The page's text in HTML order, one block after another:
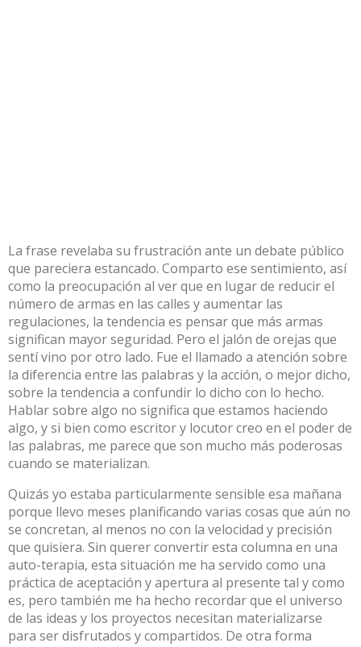
La frase revelaba su frustración ante un debate público
que pareciera estancado. Comparto ese sentimiento, así
como la preocupación al ver que en lugar de reducir el
número de armas en las calles y aumentar las
regulaciones, la tendencia es pensar que más armas
significan mayor seguridad. Pero el jalón de orejas que
sentí vino por otro lado. Fue el llamado a atención sobre
la diferencia entre las palabras y la acción, o mejor dicho,
sobre la tendencia a confundir lo dicho con lo hecho.
Hablar sobre algo no significa que estamos haciendo
algo, y si bien como escritor y locutor creo en el poder de
las palabras, me parece que son mucho más poderosas
cuando se materializan.
Quizás yo estaba particularmente sensible esa mañana
porque llevo meses planificando varias cosas que aún no
se concretan, al menos no con la velocidad y precisión
que quisiera. Sin querer convertir esta columna en una
auto-terapia, esta situación me ha servido como una
práctica de aceptación y apertura al presente tal y como
es, pero también me ha hecho recordar que el universo
de las ideas y los proyectos necesitan materializarse
para ser disfrutados y compartidos. De otra forma